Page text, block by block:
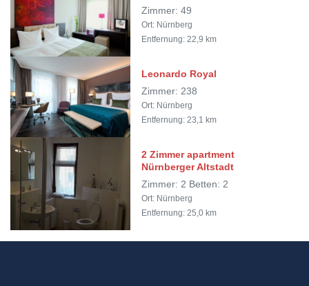
Zimmer: 49
Ort: Nürnberg
Entfernung: 22,9 km
Leonardo Royal
Zimmer: 238
Ort: Nürnberg
Entfernung: 23,1 km
2 Zimmer apartment
Nürnberger Altstadt
Zimmer: 2 Betten: 2
Ort: Nürnberg
Entfernung: 25,0 km